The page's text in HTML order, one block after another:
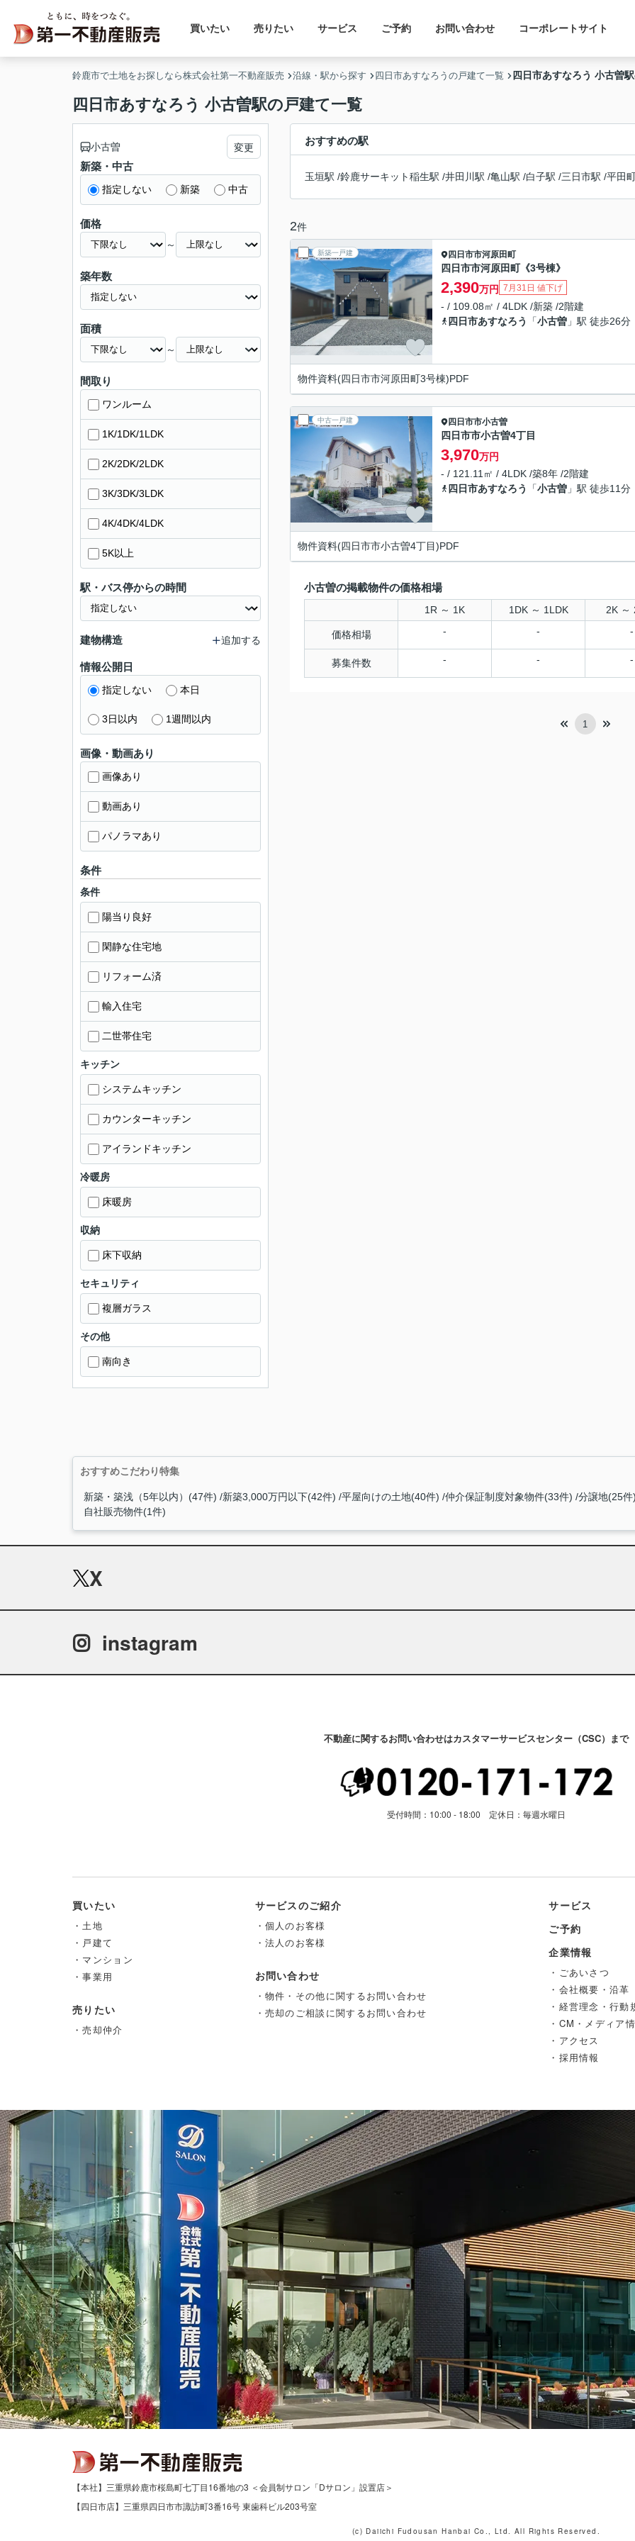
買いたい 売りたい サービス ご予約 お問い合わせ コーポレートサイト
鈴鹿市で土地をお探しなら株式会社第一不動産販売 沿線・駅から探す 四日市あすなろうの戸建て一覧 四日市あすなろう 小古曽
四日市あすなろう 小古曽駅の戸建て一覧
おすすめの駅
玉垣駅 /鈴鹿サーキット稲生駅 /井田川駅 /亀山駅 /白子駅 /三日市駅 /平田
2件
新築一戸建 四日市市河原田町
四日市市河原田町《3号棟》
2,390万円 7月31日 値下げ
- / 109.08㎡ / 4LDK /新築 /2階建
四日市あすなろう
「小古曽 」駅 徒歩26分
物件資料(四日市市河原田町3号棟)PDF
中古一戸建 四日市市小古曽
四日市市小古曽4丁目
3,970万円
- / 121.11㎡ / 4LDK /築8年 /2階建
四日市あすなろう
「小古曽 」駅 徒歩11分
物件資料(四日市市小古曽4丁目)PDF
小古曽の掲載物件の価格相場
1R ～ 1K 1DK ～ 1LDK 2K ～
価格相場 - - -
募集件数 - - -
1
小古曽 変更
新築・中古
指定しない 新築 中古
価格
～
築年数
面積
～
間取り
ワンルーム
1K/1DK/1LDK
2K/2DK/2LDK
3K/3DK/3LDK
4K/4DK/4LDK
5K以上
駅・バス停からの時間
建物構造 追加する
情報公開日
指定しない 本日
3日以内 1週間以内
画像・動画あり
画像あり
動画あり
パノラマあり
条件
条件
陽当り良好
閑静な住宅地
リフォーム済
輸入住宅
二世帯住宅
キッチン
システムキッチン
カウンターキッチン
アイランドキッチン
冷暖房
床暖房
収納
床下収納
セキュリティ
複層ガラス
その他
南向き
おすすめこだわり特集
新築・築浅（5年以内）(47件) 新築3,000万円以下(42件) 平屋向けの土地(40件) 仲介保証制度対象物件(33件) 分譲地(25件
自社販売物件(1件)
X
instagram
不動産に関するお問い合わせはカスタマーサービスセンター（CSC）まで
受付時間：10:00 - 18:00 定休日：毎週水曜日
買いたい
・土地
・戸建て
・マンション
・事業用
売りたい
・売却仲介
サービスのご紹介
・個人のお客様
・法人のお客様
お問い合わせ
・物件・その他に関するお問い合わせ
・売却のご相談に関するお問い合わせ
サービス
ご予約
企業情報
・ごあいさつ
・会社概要・沿革
・経営理念・行動
・CM・メディア
・アクセス
・採用情報
【本社】三重県鈴鹿市桜島町七丁目16番地の3 ＜会員制サロン「Dサロン」設置店＞
【四日市店】三重県四日市市諏訪町3番16号 東歯科ビル203号室
(c) Daiichi Fudousan Hanbai Co., Ltd. All Rights Reserved.